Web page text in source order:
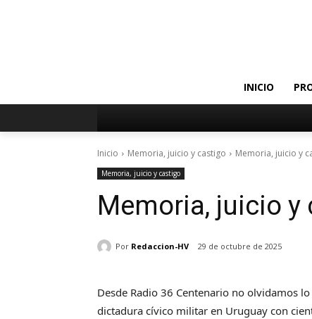
INICIO
Inicio Memoria, juicio y castigo Memoria, juicio y
Memoria, juicio y castigo
Memoria, juicio y
Por Redaccion-HV 29 de octubre de 2025
Desde Radio 36 Centenario no olvidamos
dictadura cívico militar en Uruguay con